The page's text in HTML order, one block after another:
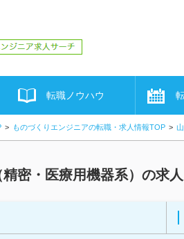
転職ノウハウ
ものづくりエンジニアの転職・求人情報TOP
密・医療用機器系）の求